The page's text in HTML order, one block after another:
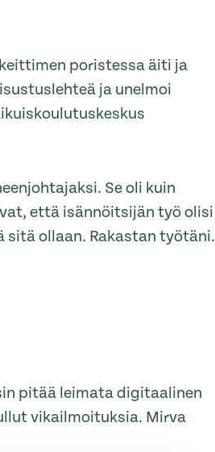
poristessa äiti ja
ja unelmoi
Se oli kuin
että isännöitsijän työ olisi
sitä ollaan. Rakastan työtäni.
pitää leimata digitaalinen
vikailmoituksia. Mirva